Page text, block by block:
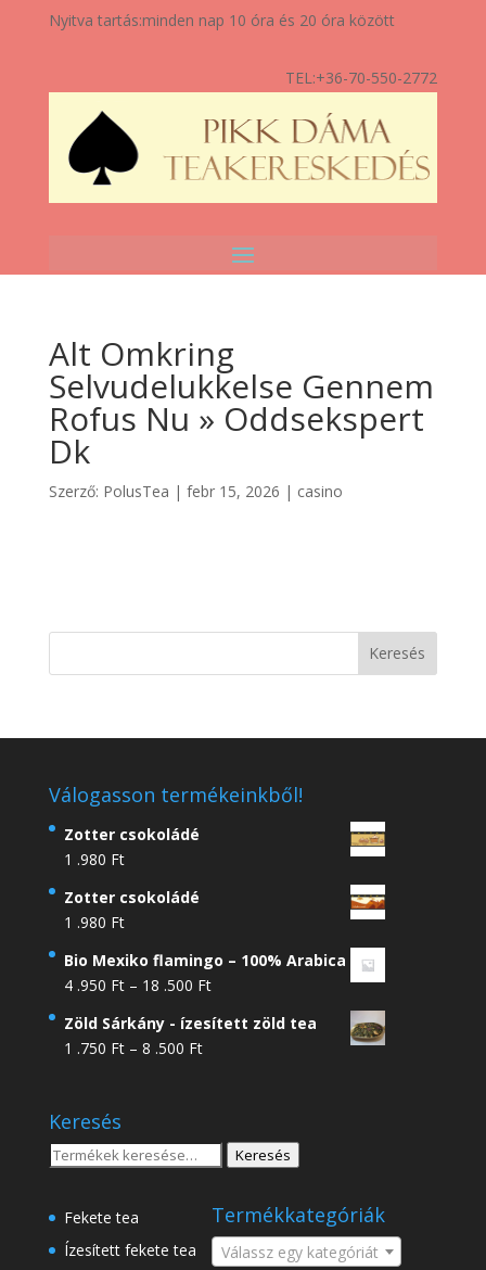
Nyitva tartás:minden nap 10 óra és 20 óra között
TEL:+36-70-550-2772
Alt Omkring
Selvudelukkelse Gennem
Rofus Nu » Oddsekspert
Dk
Szerző: PolusTea | febr 15, 2026 | casino
Válogasson termékeinkből!
Zotter csokoládé
1 .980 Ft
Zotter csokoládé
1 .980 Ft
Bio Mexiko flamingo – 100% Arabica
4 .950 Ft – 18 .500 FtÁrtartomány:
.950 Ft
Zöld Sárkány - ízesített zöld tea
1 .750 Ft – 8 .500 FtÁrtartomány:
8
.500 Ft
Keresés
Keresés
Keresés
Fekete tea
Ízesített fekete tea
Termékkategóriák
Válassz egy kategóriát